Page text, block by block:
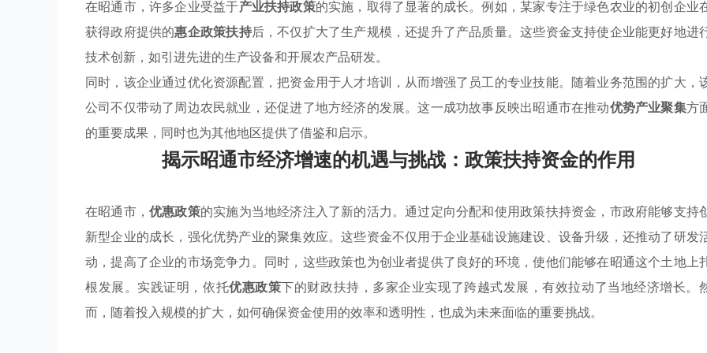
在昭通市，许多企业受益于产业扶持政策的实施，取得了显著的成长。例如，某家专注于绿色农业的初创企业
获得政府提供的惠企政策扶持后，不仅扩大了生产规模，还提升了产品质量。这些资金支持使企业能更好地进
技术创新，如引进先进的生产设备和开展农产品研发。
同时，该企业通过优化资源配置，把资金用于人才培训，从而增强了员工的专业技能。随着业务范围的扩大，
公司不仅带动了周边农民就业，还促进了地方经济的发展。这一成功故事反映出昭通市在推动优势产业聚集方
的重要成果，同时也为其他地区提供了借鉴和启示。
揭示昭通市经济增速的机遇与挑战：政策扶持资金的作用
在昭通市，优惠政策的实施为当地经济注入了新的活力。通过定向分配和使用政策扶持资金，市政府能够支持
新型企业的成长，强化优势产业的聚集效应。这些资金不仅用于企业基础设施建设、设备升级，还推动了研发
动，提高了企业的市场竞争力。同时，这些政策也为创业者提供了良好的环境，使他们能够在昭通这个土地上
根发展。实践证明，依托优惠政策下的财政扶持，多家企业实现了跨越式发展，有效拉动了当地经济增长。
而，随着投入规模的扩大，如何确保资金使用的效率和透明性，也成为未来面临的重要挑战。